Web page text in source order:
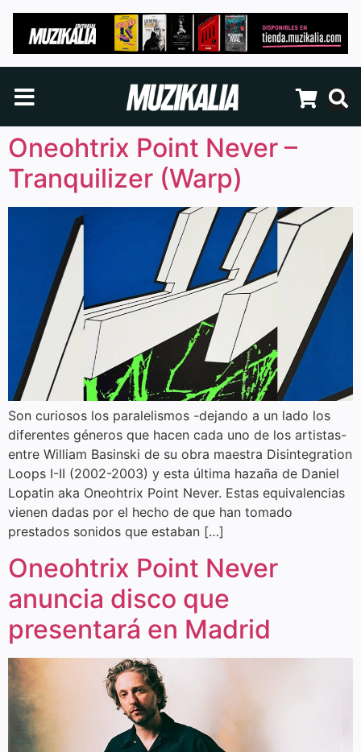
Oneohtrix Point Never –
Tranquilizer (Warp)
Son curiosos los paralelismos -dejando a un lado los
diferentes géneros que hacen cada uno de los artistas-
entre William Basinski de su obra maestra Disintegration
Loops I-II (2002-2003) y esta última hazaña de Daniel
Lopatin aka Oneohtrix Point Never. Estas equivalencias
vienen dadas por el hecho de que han tomado
prestados sonidos que estaban […]
Oneohtrix Point Never
anuncia disco que
presentará en Madrid